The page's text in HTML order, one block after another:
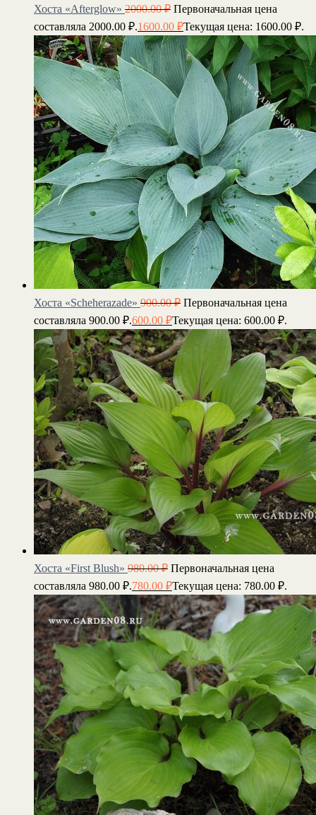
Хоста «Afterglow» 2000.00₽ Первоначальная цена
составляла 2000.00 ₽.1600.00 ₽Текущая цена: 1600.00 ₽.
Хоста «Scheherazade» 900.00₽ Первоначальная цена
составляла 900.00 ₽.600.00 ₽Текущая цена: 600.00 ₽.
Хоста «First Blush» 980.00₽ Первоначальная цена
составляла 980.00 ₽.780.00 ₽Текущая цена: 780.00 ₽.